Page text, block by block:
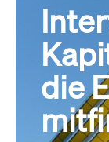
die